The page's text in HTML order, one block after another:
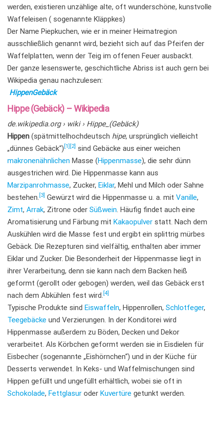
werden, existieren unzählige alte, oft wunderschöne, kunstvolle
Waffeleisen ( sogenannte Kläppkes)
Der Name Piepkuchen, wie er in meiner Heimatregion
ausschließlich genannt wird, bezieht sich auf das Pfeifen der
Waffelplatten, wenn der Teig im offenen Feuer ausbackt.
Der ganze lesenswerte, geschichtliche Abriss ist auch gern bei
Wikipedia genau nachzulesen:
HippenGebäck
Hippe (Gebäck) – Wikipedia
de.wikipedia.org› wiki › Hippe_(Gebäck)
Hippen (spätmittelhochdeutsch hipe, ursprünglich vielleicht
„dünnes Gebäck“) [1] [2] sind Gebäcke aus einer weichen
makronenähnlichen Masse (Hippenmasse), die sehr dünn
ausgestrichen wird. Die Hippenmasse kann aus
Marzipanrohmasse, Zucker, Eiklar, Mehl und Milch oder Sahne
bestehen. [3] Gewürzt wird die Hippenmasse u. a. mit Vanille,
Zimt, Arrak, Zitrone oder Süßwein. Häufig findet auch eine
Aromatisierung und Färbung mit Kakaopulver statt. Nach dem
Auskühlen wird die Masse fest und ergibt ein splittrig mürbes
Gebäck. Die Rezepturen sind vielfältig, enthalten aber immer
Eiklar und Zucker. Die Besonderheit der Hippenmasse liegt in
ihrer Verarbeitung, denn sie kann nach dem Backen heiß
geformt (gerollt oder gebogen) werden, weil das Gebäck erst
nach dem Abkühlen fest wird. [4]
Typische Produkte sind Eiswaffeln, Hippenrollen, Schlotfeger,
Teegebäcke und Verzierungen. In der Konditorei wird
Hippenmasse außerdem zu Böden, Decken und Dekor
verarbeitet. Als Körbchen geformt werden sie in Eisdielen für
Eisbecher (sogenannte „Eishörnchen“) und in der Küche für
Desserts verwendet. In Keks- und Waffelmischungen sind
Hippen gefüllt und ungefüllt erhältlich, wobei sie oft in
Schokolade, Fettglasur oder Kuvertüre getunkt werden.